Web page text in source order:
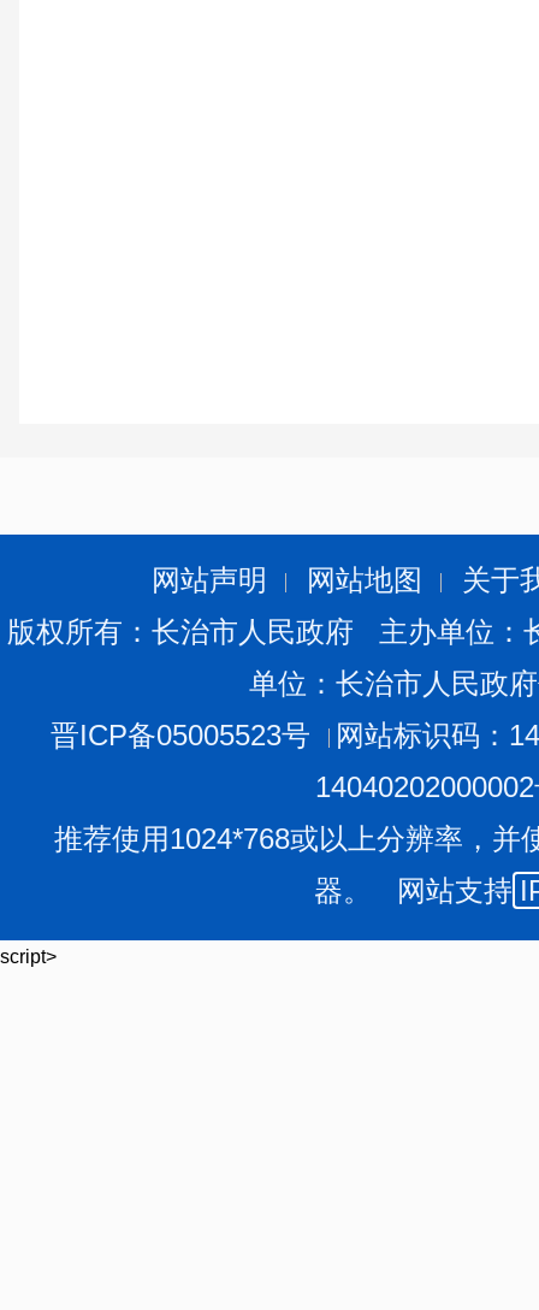
网站声明 网站地图
关于
版权所有：长治市人民政府 主办单位
单位：长治市人民政
晋ICP备05005523号
网站标识码：
推荐使用1024*768或以上分辨率，并
器。 网站支持
script>